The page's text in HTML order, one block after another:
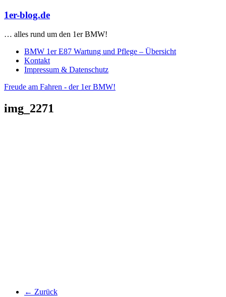
Zum
springen
1er-blog.de
… alles rund um den 1er BMW!
BMW 1er E87 Wartung und Pflege – Übersicht
Kontakt
Impressum & Datenschutz
Freude am Fahren - der 1er BMW!
img_2271
← Zurück